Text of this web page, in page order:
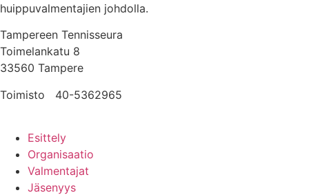
huippuvalmentajien johdolla.
Tampereen Tennisseura
Toimelankatu 8
33560 Tampere
Toimisto
40-5362965
Esittely
Organisaatio
Valmentajat
Jäsenyys